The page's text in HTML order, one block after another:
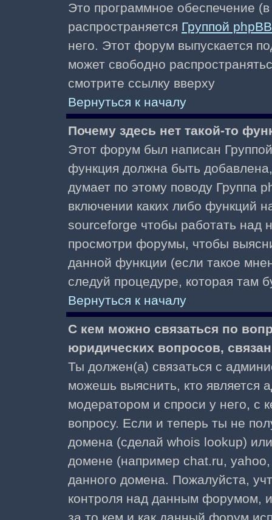
Это программное обеспечение
распространяется Группой phpBB
него. Этот форум выпускается
может свободно
смотрите ссылку вверху
Вернуться к началу
Почему здесь нет такой-то
Этот форум был написан
функция должна быть
думает по этому поводу Группа
включении каких либо функций
sourceforge чтобы работать над
просмотри форумы, чтобы
данной функции (если такое
следуй процедуре, которая там
Вернуться к началу
С кем можно связаться по
юридических вопросов,
Ты должен(а) связаться с
можешь выяснить, кто является
модератором и спроси у него, с
вопросу. Если и теперь ты не
домена (сделай whois lookup)
домене (например chat.ru,
данного домена. Пожалуйста,
контроля над данным форумом,